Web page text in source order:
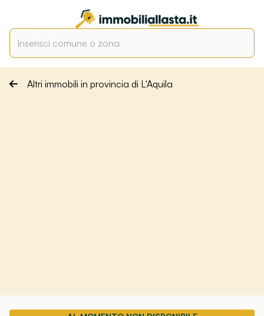
Altri immobili in provincia di L'Aquila